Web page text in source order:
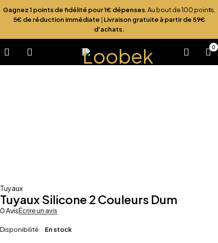
Gagnez 1 points de fidélité pour 1€ dépenses. Au bout de 100 points,
5€ de réduction immédiate | Livraison gratuite à partir de 59€
d'achats.
0
Tuyaux
Tuyaux Silicone 2 Couleurs Dum
0 AvisÉcrire un avis
Disponibilité En stock